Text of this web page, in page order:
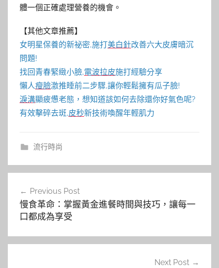
體一個正確處理營養的機會。
【其他文章推薦】
女明星保養的新祕密,施打美白針改善六大皮膚暗沉
問題!
找回青春緊緻小臉,電波拉皮施打經驗分享
懶人瘦臉激推睡前二步驟,讓你輕鬆擁有瓜子臉!
淚溝顯疲憊老態，想知道該如何去除還你好氣色呢?
有效擊碎去斑,皮秒新技術喚醒年輕肌力
流行時尚
覽
Previous Post
慢食革命：掌握黃金進餐時間與技巧，讓每一
口都成為享受
Next Post